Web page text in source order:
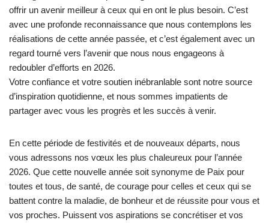
offrir un avenir meilleur à ceux qui en ont le plus besoin. C’est
avec une profonde reconnaissance que nous contemplons les
réalisations de cette année passée, et c’est également avec un
regard tourné vers l’avenir que nous nous engageons à
redoubler d’efforts en 2026.
Votre confiance et votre soutien inébranlable sont notre source
d’inspiration quotidienne, et nous sommes impatients de
partager avec vous les progrès et les succès à venir.
En cette période de festivités et de nouveaux départs, nous
vous adressons nos vœux les plus chaleureux pour l’année
2026. Que cette nouvelle année soit synonyme de Paix pour
toutes et tous, de santé, de courage pour celles et ceux qui se
battent contre la maladie, de bonheur et de réussite pour vous et
vos proches. Puissent vos aspirations se concrétiser et vos